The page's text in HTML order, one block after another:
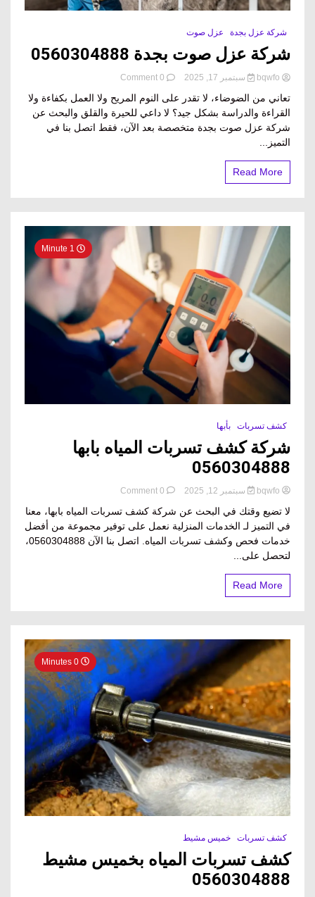
شركة عزل بجدة عزل صوت
شركة عزل صوت بجدة​ 0560304888
سبتمبر 17, 2025 0 Comment
on
عزل
صوت
بجدة​
تعاني من الضوضاء، لا تقدر على النوم المريح ولا العمل بكفاءة ولا
القراءة والدراسة بشكل جيد؟ لا داعي للحيرة والقلق والبحث عن
شركة عزل صوت بجدة متخصصة بعد الآن، فقط اتصل بنا في
التميز...
Read More
كشف تسربات بأبها
شركة كشف تسربات المياه بابها
0560304888
سبتمبر 12, 2025 0 Comment
on
كشف
تسربات
المياه
لا تضيع وقتك في البحث عن شركة كشف تسربات المياه بابها، معنا
في التميز لـ الخدمات المنزلية نعمل على توفير مجموعة من أفضل
خدمات فحص وكشف تسربات المياه. اتصل بنا الآن 0560304888،
لتحصل على...
Read More
كشف تسربات خميس مشيط
كشف تسربات المياه بخميس مشيط
0560304888